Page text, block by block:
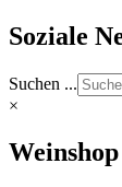
Soziale
Suchen ...
×
Weinshop